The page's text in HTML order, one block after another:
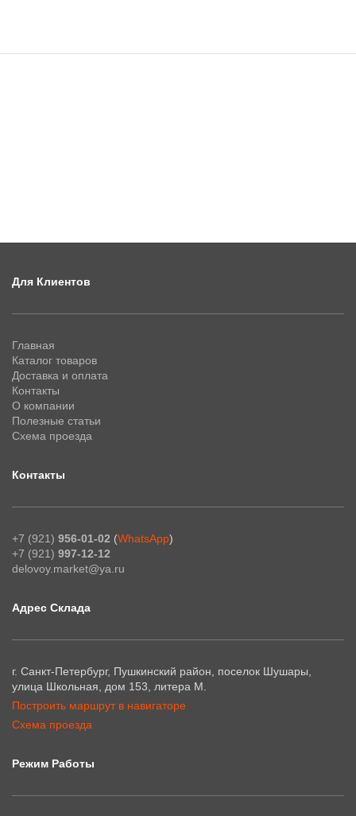
Для Клиентов
Главная
Каталог товаров
Доставка и оплата
Контакты
О компании
Полезные статьи
Схема проезда
Контакты
+7 (921) 956-01-02 (WhatsApp)
+7 (921) 997-12-12
delovoy.market@ya.ru
Адрес Склада
г. Санкт-Петербург, Пушкинский район, поселок Шушары,
улица Школьная, дом 153, литера М.
Построить маршрут в навигаторе
Схема проезда
Режим Работы